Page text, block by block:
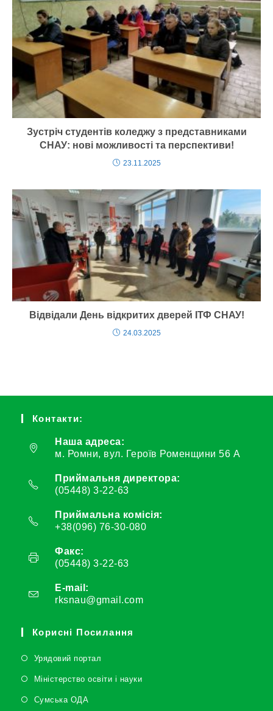
Зустріч студентів коледжу з представниками
СНАУ: нові можливості та перспективи!
23.11.2025
Відвідали День відкритих дверей ІТФ СНАУ!
24.03.2025
Контакти:
Наша адреса:
м. Ромни, вул. Героїв Роменщини 56 А
Приймальня директора:
(05448) 3-22-63
Приймальна комісія:
+38(096) 76-30-080
Факс:
(05448) 3-22-63
E-mail:
rksnau@gmail.com
Корисні Посилання
Урядовий портал
Міністерство освіти і науки
Сумська ОДА